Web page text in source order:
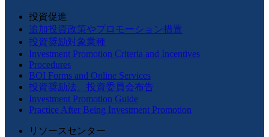
投資促進
追加投資政策やプロモーション措置
投資奨励対象業種
Investment Promotion Criteria and Incentives
Procedures
BOI Forms and Online Services
投資奨励法、投資委員会布告
Investment Promotion Guide
Practice After Being Investment Promotion
リソースセンター